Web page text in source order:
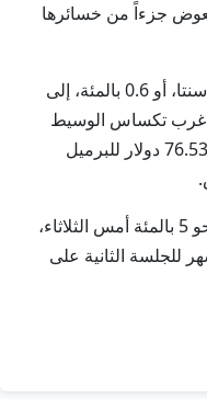
جزءاً من خسائرها
وصعدت العقود الآجلة لخام برنت 47 سنتا، أو 0.6 بالمئة، إلى
خام غرب تكساس الوسيط
الأمريكي 48 سنتا، أو 0.6 بالمئة، إلى 76.53 دولار للبرميل
وكان الخامان القياسيان قد تراجعا بنحو 5 بالمئة أمس الثلاثاء،
للجلسة الثانية على